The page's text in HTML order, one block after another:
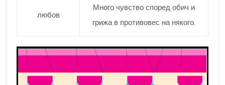
любов
Много чувство според обич и
грижа в противовес на някого.